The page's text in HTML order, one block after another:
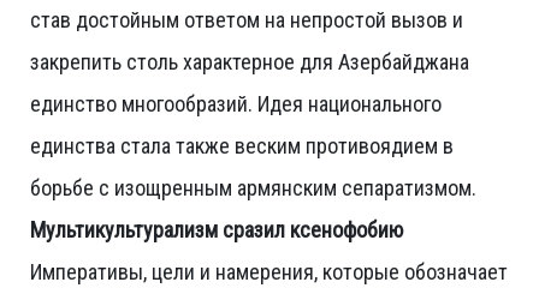
став достойным ответом на непростой вызов и
закрепить столь характерное для Азербайджана
единство многообразий. Идея национального
единства стала также веским противоядием в
борьбе с изощренным армянским сепаратизмом.
Мультикультурализм сразил ксенофобию
Императивы, цели и намерения, которые обозначает